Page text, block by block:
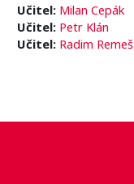
Učitel: Milan Cepák
Učitel: Petr Klán
Učitel: Radim Remeš